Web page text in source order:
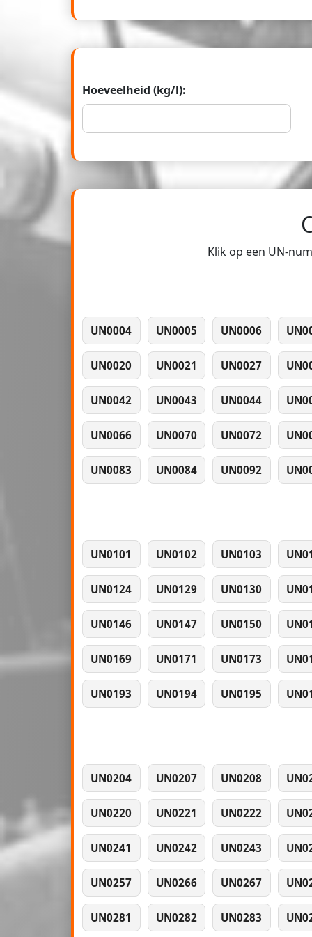
Hoeveelheid (kg/l):
Klik op een UN-
UN0004 UN0005 UN0006
UN0020 UN0021 UN0027
UN0042 UN0043 UN0044
UN0066 UN0070 UN0072
UN0083 UN0084 UN0092
UN0101 UN0102 UN0103
UN0124 UN0129 UN0130
UN0146 UN0147 UN0150
UN0169 UN0171 UN0173
UN0193 UN0194 UN0195
UN0204 UN0207 UN0208
UN0220 UN0221 UN0222
UN0241 UN0242 UN0243
UN0257 UN0266 UN0267
UN0281 UN0282 UN0283